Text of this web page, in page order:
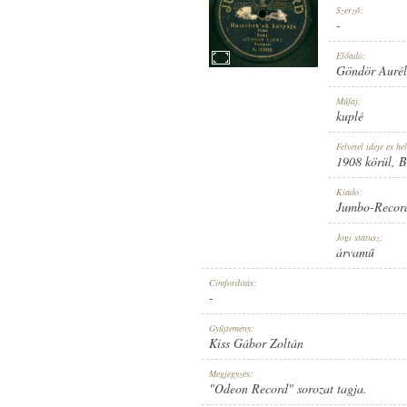
ISMERETLEN
MŰFAJ: KUPLÉ
Szerző:
-
Előadó:
Göndör Aurél
Műfaj:
kuplé
Felvétel ideje és
1908 körül,
Kiadó:
Jumbo-
Jogi státusz:
árvamű
Címfordítás:
-
Gyűjtemény:
Kiss Gábor Zoltán
Megjegyzés:
"Odeon Record" sorozat tagja.